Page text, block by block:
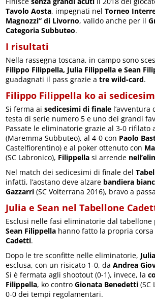
Tavolo Aosta, impegnati nelTorneo
Magnozzi” di Livorno, valido anche per il
Categoria Subbuteo.
I risultati
Nella rassegna toscana, in campo sono
Filippo Filippella, Julia Filippella e Sean
guadagnati il pass grazie atre wild-card.
Filippo Filippella ko ai
Si ferma aisedicesimi di finale l’avventura
testa di serie numero 5 e uno dei grandi
Passate le eliminatorie grazie al 3-0 rifilato
(Maremma Subbuteo), al 4-0 con Paolo
Castelfiorentino) e al poker ottenuto con
(SC Labronico), Filippella si arrende
Nel match dei sedicesimi di finale del
infatti, l’aostano deve alzare bandiera
Gazzarri (SC Volterrana 2016), bravo a
Julia e Sean nel Tabellone
Esclusi nelle fasi eliminatorie dal tabellone
Sean Filippella hanno fatto la propria
Cadetti.
Dopo le tre sconfitte nelle eliminatorie,
esclusa, con un risicato 1-0, daAndrea
Si è fermata agli shootout (0-1), invece, la
Filippella, ko controGionata Benedetti (SC
0-0 dei tempi regolamentari.